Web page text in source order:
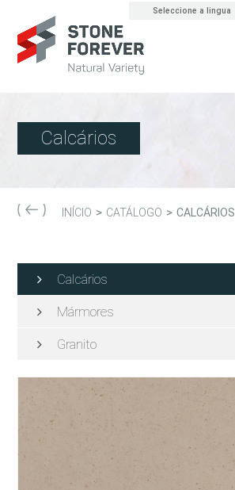
Seleccione a lingua
Calcários
INÍCIO > CATÁLOGO > CALCÁRIOS
Calcários
Mármores
Granito